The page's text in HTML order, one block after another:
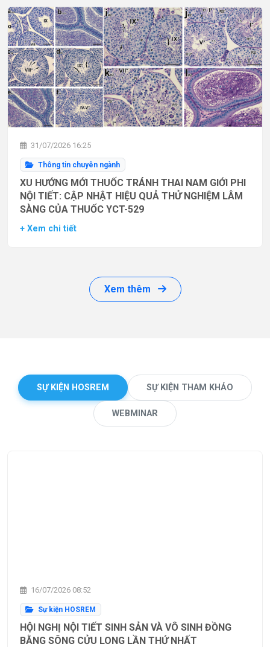
31/07/2026 16:25
Thông tin chuyên ngành
XU HƯỚNG MỚI THUỐC TRÁNH THAI NAM GIỚI PHI
NỘI TIẾT: CẬP NHẬT HIỆU QUẢ THỬ NGHIỆM LÂM
SÀNG CỦA THUỐC YCT-529
+ Xem chi tiết
Xem thêm
SỰ KIỆN HOSREM SỰ KIỆN THAM KHẢO
WEBMINAR
16/07/2026 08:52
Sự kiện HOSREM
HỘI NGHỊ NỘI TIẾT SINH SẢN VÀ VÔ SINH ĐỒNG
BẰNG SÔNG CỬU LONG LẦN THỨ NHẤT